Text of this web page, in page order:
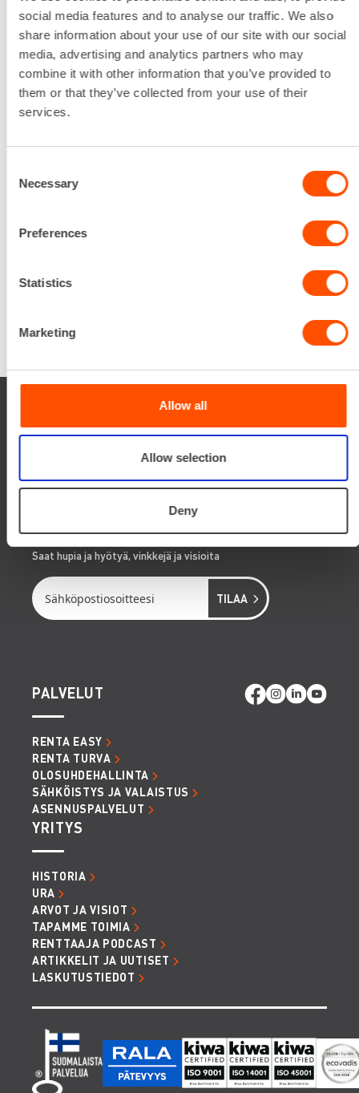
social media features and to analyse our traffic. We also
share information about your use of our site with our social
media, advertising and analytics partners who may
combine it with other information that you’ve provided to
them or that they’ve collected from your use of their
services.
Selection
Necessary
Preferences
Statistics
Marketing
Allow all
Allow selection
Deny
Renta palvelee
Palvelemme koko
prosessin ajan laitteiden
Saat hupia ja hyötyä, vinkkejä ja visioita
PALVELUT
RENTA EASY
RENTA TURVA
OLOSUHDEHALLINTA
SÄHKÖISTYS JA VALAISTUS
ASENNUSPALVELUT
YRITYS
HISTORIA
URA
ARVOT JA VISIOT
TAPAMME TOIMIA
RENTTAAJA PODCAST
ARTIKKELIT JA UUTISET
LASKUTUSTIEDOT